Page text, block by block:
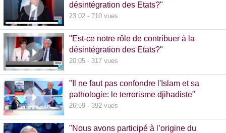
désintégration des Etats?"
23:02 - 710 vues
"Est-ce notre rôle de contribuer à la
désintégration des Etats?"
20:05 - 317 vues
"Il ne faut pas confondre l'Islam et sa
pathologie: le terrorisme djihadiste"
26:59 - 392 vues
"Nous avons participé à l’origine du